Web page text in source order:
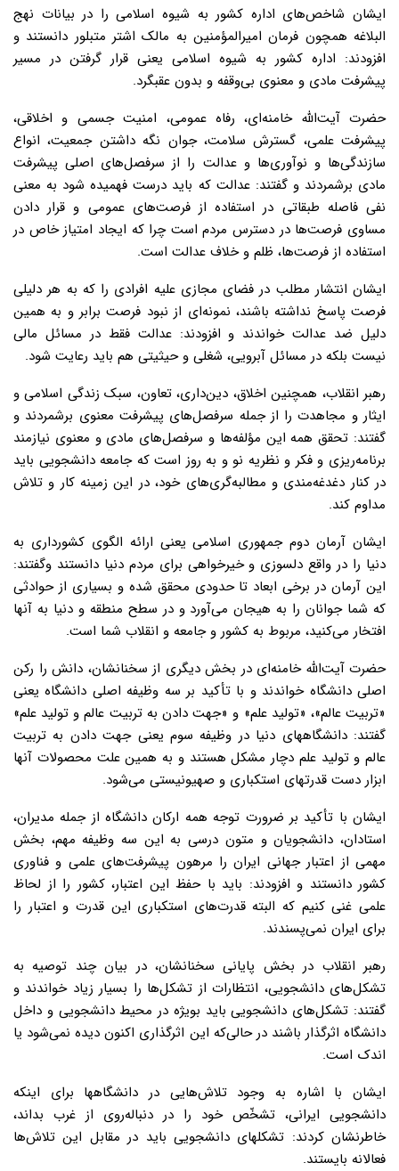
ایشان شاخص‌های اداره کشور به شیوه اسلامی را در بیانات نهج
البلاغه همچون فرمان امیرالمؤمنین به مالک اشتر متبلور دانستند و
افزودند: اداره کشور به شیوه اسلامی یعنی قرار گرفتن در مسیر
پیشرفت مادی و معنوی بی‌وقفه و بدون عقبگرد.
حضرت آیت‌الله خامنه‌ای، رفاه عمومی، امنیت جسمی و اخلاقی،
پیشرفت علمی، گسترش سلامت، جوان نگه داشتن جمعیت، انواع
سازندگی‌ها و نوآوری‌ها و عدالت را از سرفصل‌های اصلی پیشرفت
مادی برشمردند و گفتند: عدالت که باید درست فهمیده شود به معنی
نفی فاصله طبقاتی در استفاده از فرصت‌های عمومی و قرار دادن
مساوی فرصت‌ها در دسترس مردم است چرا که ایجاد امتیاز خاص در
استفاده از فرصت‌ها، ظلم و خلاف عدالت است.
ایشان انتشار مطلب در فضای مجازی علیه افرادی را که به هر دلیلی
فرصت پاسخ نداشته باشند، نمونه‌ای از نبود فرصت برابر و به همین
دلیل ضد عدالت خواندند و افزودند: عدالت فقط در مسائل مالی
نیست بلکه در مسائل آبرویی، شغلی و حیثیتی هم باید رعایت شود.
رهبر انقلاب، همچنین اخلاق، دین‌داری، تعاون، سبک زندگی اسلامی و
ایثار و مجاهدت را از جمله سرفصل‌های پیشرفت معنوی برشمردند و
گفتند: تحقق همه این مؤلفه‌ها و سرفصل‌های مادی و معنوی نیازمند
برنامه‌ریزی و فکر و نظریه نو و به روز است که جامعه دانشجویی باید
در کنار دغدغه‌مندی و مطالبه‌گری‌های خود، در این زمینه کار و تلاش
مداوم کند.
ایشان آرمان دوم جمهوری اسلامی یعنی ارائه الگوی کشورداری به
دنیا را در واقع دلسوزی و خیرخواهی برای مردم دنیا دانستند وگفتند:
این آرمان در برخی ابعاد تا حدودی محقق شده و بسیاری از حوادثی
که شما جوانان را به هیجان می‌آورد و در سطح منطقه و دنیا به آنها
افتخار می‌کنید، مربوط به کشور و جامعه و انقلاب شما است.
حضرت آیت‌الله خامنه‌ای در بخش دیگری از سخنانشان، دانش را رکن
اصلی دانشگاه خواندند و با تأکید بر سه وظیفه اصلی دانشگاه یعنی
«تربیت عالم»، «تولید علم» و «جهت دادن به تربیت عالم و تولید علم»
گفتند: دانشگاههای دنیا در وظیفه سوم یعنی جهت دادن به تربیت
عالم و تولید علم دچار مشکل هستند و به همین علت محصولات آنها
ابزار دست قدرتهای استکباری و صهیونیستی می‌شود.
ایشان با تأکید بر ضرورت توجه همه ارکان دانشگاه از جمله مدیران،
استادان، دانشجویان و متون درسی به این سه وظیفه مهم، بخش
مهمی از اعتبار جهانی ایران را مرهون پیشرفت‌های علمی و فناوری
کشور دانستند و افزودند: باید با حفظ این اعتبار، کشور را از لحاظ
علمی غنی کنیم که البته قدرت‌های استکباری این قدرت و اعتبار را
برای ایران نمی‌پسندند.
رهبر انقلاب در بخش پایانی سخنانشان، در بیان چند توصیه به
تشکل‌های دانشجویی، انتظارات از تشکل‌ها را بسیار زیاد خواندند و
گفتند: تشکل‌های دانشجویی باید بویژه در محیط دانشجویی و داخل
دانشگاه اثرگذار باشند در حالی‌که این اثرگذاری اکنون دیده نمی‌شود یا
اندک است.
ایشان با اشاره به وجود تلاش‌هایی در دانشگاهها برای اینکه
دانشجویی ایرانی، تشخّص خود را در دنباله‌روی از غرب بداند،
خاطرنشان کردند: تشکلهای دانشجویی باید در مقابل این تلاش‌ها
فعالانه بایستند.